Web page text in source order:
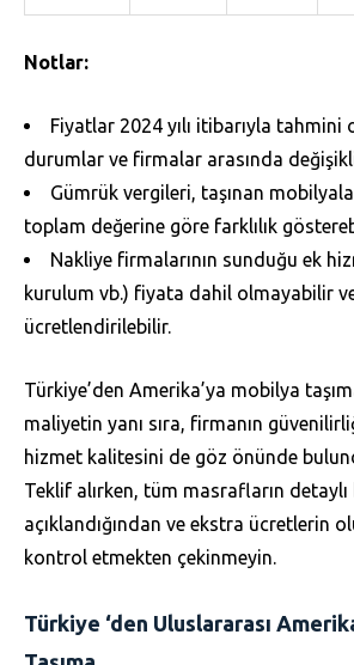
Notlar:
Fiyatlar 2024 yılı itibarıyla tahmini
durumlar ve firmalar arasında
Gümrük vergileri, taşınan
toplam değerine göre farklılık
Nakliye firmalarının sunduğu ek
kurulum vb.) fiyata dahil olmayabilir
ücretlendirilebilir.
Türkiye’den Amerika’ya mobilya
maliyetin yanı sıra, firmanın
hizmet kalitesini de göz önünde
Teklif alırken, tüm masrafların
açıklandığından ve ekstra ücretlerin
kontrol etmekten çekinmeyin.
Türkiye ‘den Uluslararası